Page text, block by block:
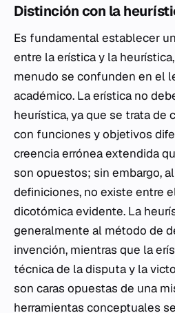
Distinción con la
Es fundamental establecer
entre la erística y la
menudo se confunden en el
académico. La erística no
heurística, ya que se trata de
con funciones y objetivos
creencia errónea extendida
son opuestos; sin embargo,
definiciones, no existe entre
dicotómica evidente. La
generalmente al método de
invención, mientras que la
técnica de la disputa y la
son caras opuestas de una
herramientas conceptuales